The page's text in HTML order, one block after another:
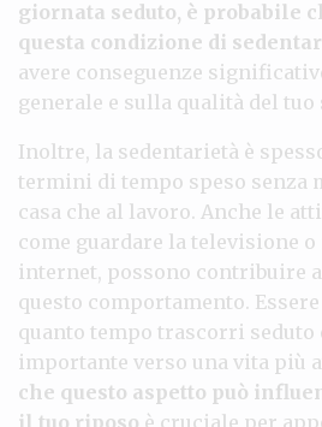
giornata seduto, è probabile
questa condizione di
avere conseguenze
generale e sulla qualità del tuo
Inoltre, la sedentarietà è
termini di tempo speso senza
casa che al lavoro. Anche le
come guardare la televisione o
internet, possono contribuire
questo comportamento.
quanto tempo trascorri seduto
importante verso una vita più
che questo aspetto può
il tuo riposo è cruciale per